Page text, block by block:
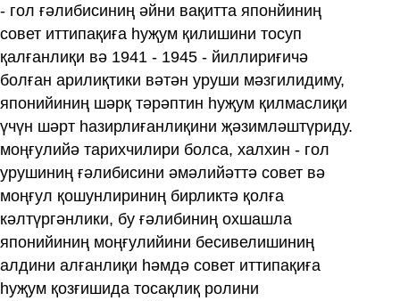
- гол ғәлибисиниң әйни вақитта японйиниң
совет иттипақиға һуҗум қилишини тосуп
қалғанлиқи вә 1941 - 1945 - йиллириғичә
болған арилиқтики вәтән уруши мәзгилидиму,
японийиниң шәрқ тәрәптин һуҗум қилмаслиқи
үчүн шәрт һазирлиғанлиқини җәзимләштүриду.
моңғулийә тарихчилири болса, халхин - гол
урушиниң ғәлибисини әмәлийәттә совет вә
моңғул қошунлириниң бирликтә қолға
кәлтүргәнлики, бу ғәлибиниң охшашла
японийиниң моңғулийини бесивелишиниң
алдини алғанлиқи һәмдә совет иттипақиға
һуҗум қозғишида тосақлиқ ролини